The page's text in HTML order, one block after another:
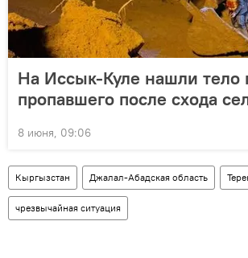
На Иссык-Куле нашли тело
пропавшего после схода
8 июня, 09:06
Кыргызстан Джалал-Абадская область
чрезвычайная ситуация